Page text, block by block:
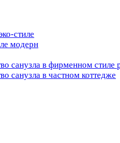
стиле
модерн
санузла в фирменном стиле
санузла в частном коттедже